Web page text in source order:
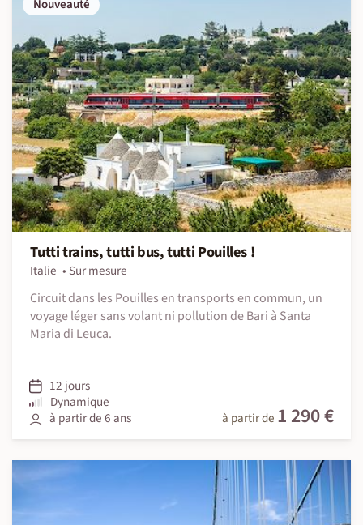
Nouveauté
Tutti trains, tutti bus, tutti Pouilles !
Italie
Sur mesure
Circuit dans les Pouilles en transports en commun, un
voyage léger sans volant ni pollution de Bari à Santa
Maria di Leuca.
12 jours
Dynamique
à partir de 6 ans
à partir de 1 290 €